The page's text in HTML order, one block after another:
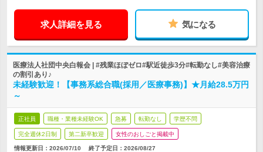
求人詳細を見る 気になる
医療法人社団中央白報会 | #残業ほぼゼロ#駅近徒歩3分#転勤なし#美容治療
の割引あり♪
未経験歓迎！【事務系総合職(採用／医療事務)】★月給28.5万円
～
正社員 職種・業種未経験OK 急募 転勤なし 学歴不問
完全週休2日制 第二新卒歓迎 女性のおしごと掲載中
情報更新日：2026/07/10 終了予定日： 2026/08/27